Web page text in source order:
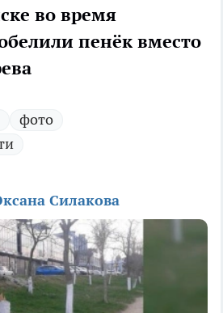
во время
пенёк вместо
фото
Силакова